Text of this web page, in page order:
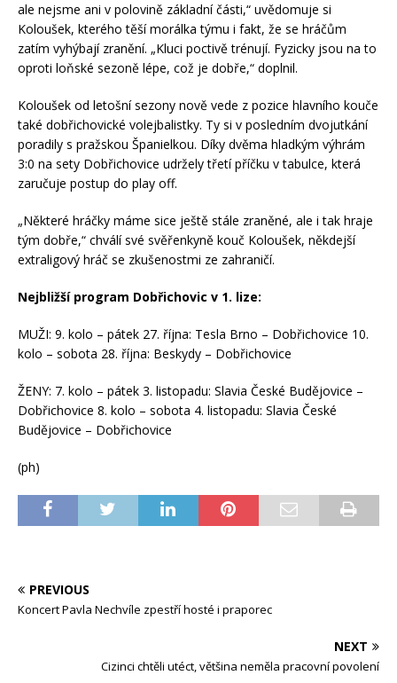
ale nejsme ani v polovině základní části,“ uvědomuje si
Koloušek, kterého těší morálka týmu i fakt, že se hráčům
zatím vyhýbají zranění. „Kluci poctivě trénují. Fyzicky jsou na to
oproti loňské sezoně lépe, což je dobře,“ doplnil.
Koloušek od letošní sezony nově vede z pozice hlavního kouče
také dobřichovické volejbalistky. Ty si v posledním dvojutkání
poradily s pražskou Španielkou. Díky dvěma hladkým výhrám
3:0 na sety Dobřichovice udržely třetí příčku v tabulce, která
zaručuje postup do play off.
„Některé hráčky máme sice ještě stále zraněné, ale i tak hraje
tým dobře,“ chválí své svěřenkyně kouč Koloušek, někdejší
extraligový hráč se zkušenostmi ze zahraničí.
Nejbližší program Dobřichovic v 1. lize:
MUŽI: 9. kolo – pátek 27. října: Tesla Brno – Dobřichovice 10.
kolo – sobota 28. října: Beskydy – Dobřichovice
ŽENY: 7. kolo – pátek 3. listopadu: Slavia České Budějovice –
Dobřichovice 8. kolo – sobota 4. listopadu: Slavia České
Budějovice – Dobřichovice
(ph)
PREVIOUS
Koncert Pavla Nechvíle zpestří hosté i praporec
NEXT
Cizinci chtěli utéct, většina neměla pracovní povolení